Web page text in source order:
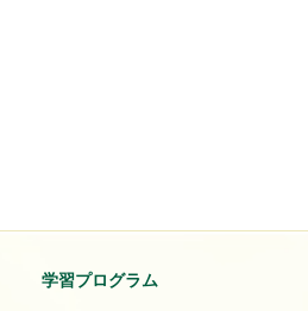
学習プログラム